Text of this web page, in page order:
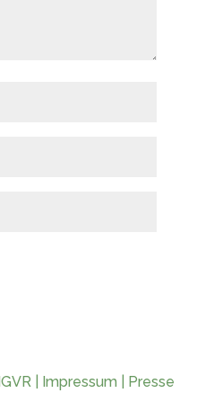
IGVR| Impressum Presse